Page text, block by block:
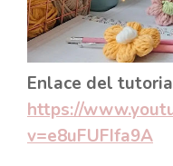
Enlace del
https://
v=e8uFUFIfa9A